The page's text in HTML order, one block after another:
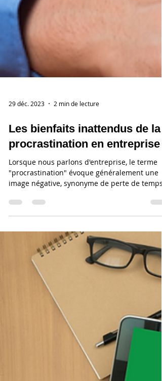
29 déc. 2023 2 min de lecture
Les bienfaits inattendus de la
Lorsque nous parlons d'entreprise, le terme
"procrastination" évoque généralement une
image négative, synonyme de perte de temps
et de...